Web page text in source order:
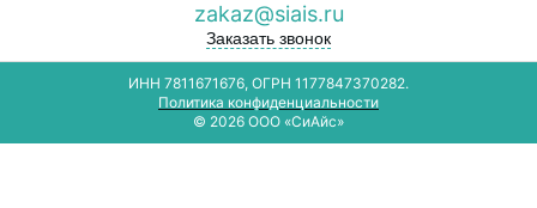
zakaz@siais.ru
Заказать звонок
ИНН 7811671676, ОГРН 1177847370282.
Политика конфиденциальности
© 2026 ООО «СиАйс»